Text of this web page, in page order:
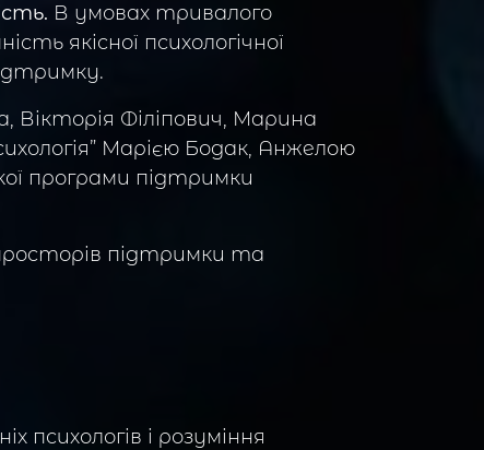
В умовах тривалого
якісної психологічної
Вікторія Філіпович, Марина
Марією Бодак, Анжелою
програми підтримки
підтримки та
і розуміння